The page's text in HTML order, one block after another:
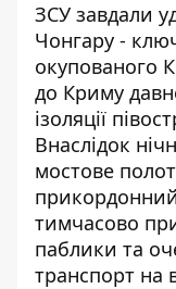
ЗСУ завдали
Чонгару -
окупованого
до Криму
ізоляції
Внаслідок
мостове
тимчасово
паблики та
транспорт на